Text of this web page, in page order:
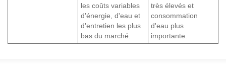
les coûts variables
d'énergie, d'eau et
d'entretien les plus
bas du marché.
très élevés et
consommation
d'eau plus
importante.